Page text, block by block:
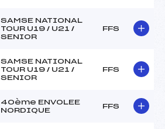
SAMSE NATIONAL
TOUR U19 / U21 /
SENIOR
FFS
SAMSE NATIONAL
TOUR U19 / U21 /
SENIOR
FFS
40ème ENVOLEE
NORDIQUE
FFS